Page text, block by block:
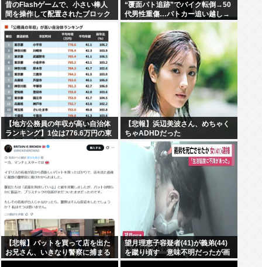
昔のFlashゲームで、小さい棒人
間を操作して配置されたブロック
上でゴールに行くゲーム、覚えて
いる人いない？
“覆面パト追跡”でバイク転倒→50
代男性重傷…パトカー追い越し→
赤色灯つけた後まもなく転倒
【地方公務員の年収が高い自治体
ランキング】1位は776.6万円の東
京都小平市 (平均年齢41.1歳）、2
位は神奈川県川崎市の776.4万
円、3位は東京都武蔵野市の765.4
万円
【悲報】浜辺美波さん、めちゃく
ちゃADHDだった
【悲報】バットを買って店を出た
お兄さん、いきなり警察に捕まる
www
望月理恵子容疑者(41)が義弟(44)
を蹴り頃す 意味不明だったが画
像みて納得・・・